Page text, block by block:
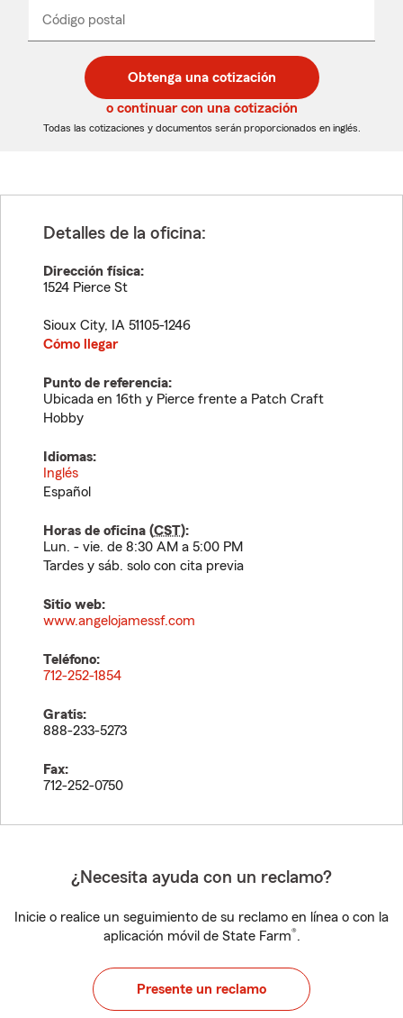
desplegable
Código postal
de
5
dígitos
de
5
dígitos
_____
Obtenga una cotización
o continuar con una cotización
Todas las cotizaciones y documentos serán proporcionados en inglés.
Detalles de la oficina:
Dirección física:
1524 Pierce St
Sioux City, IA 51105-1246
Cómo llegar
Punto de referencia:
Ubicada en 16th y Pierce frente a Patch Craft
Hobby
Idiomas:
Inglés
Español
Horas de oficina (CST):
Lun. - vie. de 8:30 AM a 5:00 PM
Tardes y sáb. solo con cita previa
Sitio web:
www.angelojamessf.com
Teléfono:
712-252-1854
Gratis:
888-233-5273
Fax:
712-252-0750
¿Necesita ayuda con un reclamo?
Inicie o realice un seguimiento de su reclamo en línea o con la
aplicación móvil de State Farm®.
Presente un reclamo